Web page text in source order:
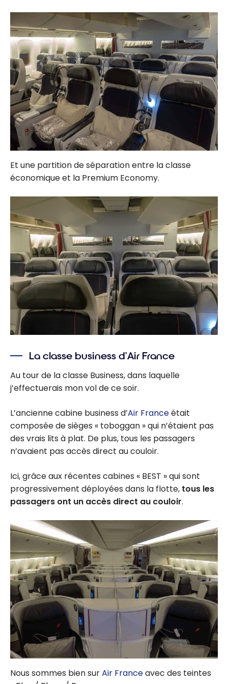
Et une partition de séparation entre la classe
économique et la Premium Economy.
La classe business d’Air France
Au tour de la classe Business, dans laquelle
j’effectuerais mon vol de ce soir.
L’ancienne cabine business d’Air Franceétait
composée de sièges « toboggan » qui n’étaient pas
des vrais lits à plat. De plus, tous les passagers
n’avaient pas accès direct au couloir.
Ici, grâce aux récentes cabines « BEST » qui sont
progressivement déployées dans la flotte, tous les
passagers ont un accès direct au couloir.
Nous sommes bien surAir Franceavec des teintes